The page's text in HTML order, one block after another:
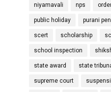
niyamavali nps
public holiday purani
scert scholarship
school inspection
state award state
supreme court